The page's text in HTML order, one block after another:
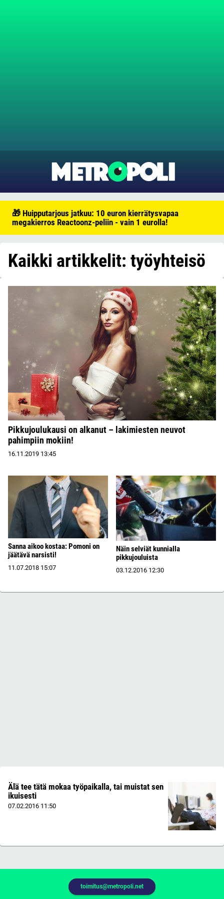
🎁 Huipputarjous jatkuu: 10 euron kierrätysvapaa
megakierros Reactoonz-peliin - vain 1 eurolla!
Kaikki artikkelit: työyhteisö
Pikkujoulukausi on alkanut – lakimiesten neuvot
pahimpiin mokiin!
16.11.2019 13:45
Sanna aikoo kostaa: Pomoni on
jäätävä narsisti!
11.07.2018 15:07
Näin selviät kunnialla
pikkujouluista
03.12.2016 12:30
Älä tee tätä mokaa työpaikalla, tai muistat sen
ikuisesti
07.02.2016 11:50
toimitus@metropoli.net